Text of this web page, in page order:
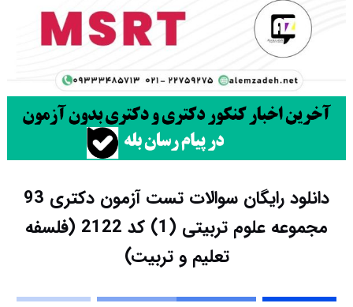
دانلود رایگان سوالات تست آزمون دکتری 93
مجموعه علوم تربیتی (1) کد 2122 (فلسفه
تعلیم و تربیت)